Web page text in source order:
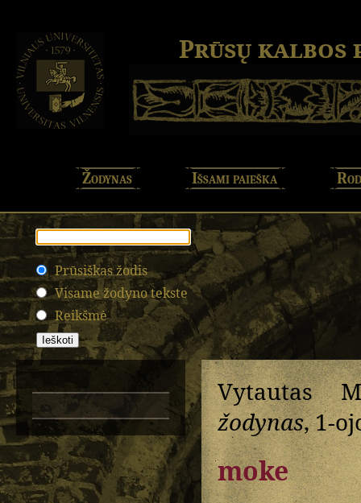
Prūsų kalbos
Žodynas Išsami paieška
Prūsiškas žodis
Visame žodyno tekste
Reikšmė
Vytautas
žodynas, 1-
moke